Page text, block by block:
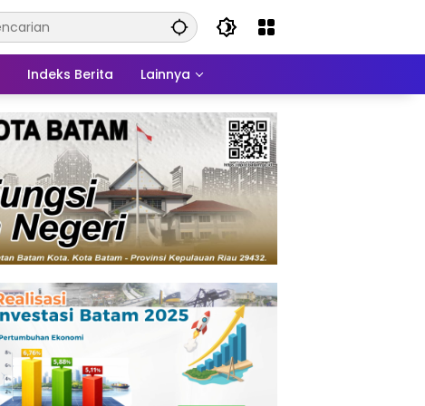
Indeks Berita Lainnya